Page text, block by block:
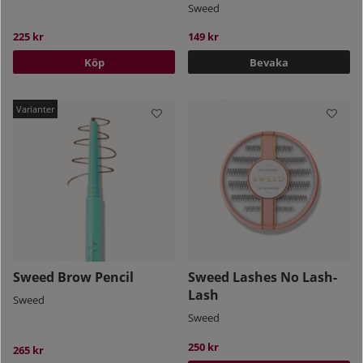
225 kr
Köp
Sweed
149 kr
Bevaka
Sweed Brow Pencil
Sweed
265 kr
Sweed Lashes No Lash-
Lash
Sweed
250 kr